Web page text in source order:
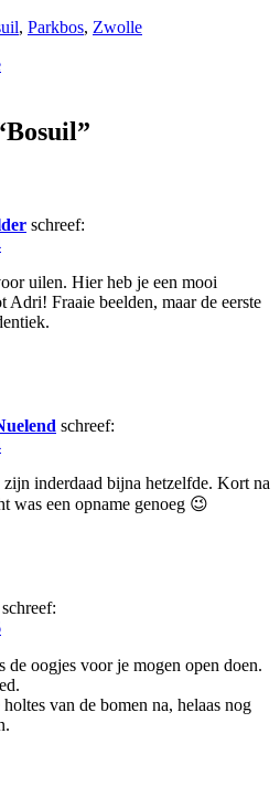
, Parkbos, Zwolle
schreef:
uilen. Hier heb je een mooi
Adri! Fraaie beelden, maar de eerste
schreef:
zijn inderdaad bijna hetzelfde. Kort na
was een opname genoeg 😉
schreef:
oogjes voor je mogen open doen.
van de bomen na, helaas nog